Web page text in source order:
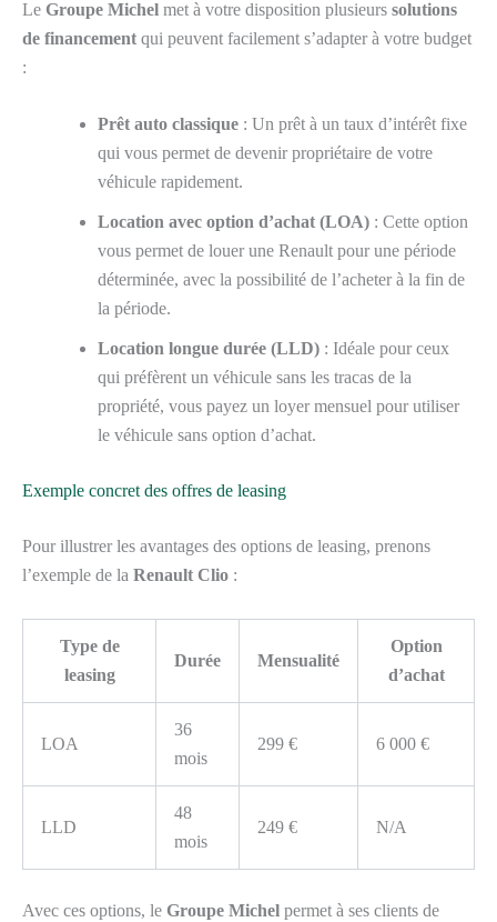
Le Groupe Michel met à votre disposition plusieurs solutions
de financement qui peuvent facilement s’adapter à votre budget
:
Prêt auto classique : Un prêt à un taux d’intérêt fixe
qui vous permet de devenir propriétaire de votre
véhicule rapidement.
Location avec option d’achat (LOA) : Cette option
vous permet de louer une Renault pour une période
déterminée, avec la possibilité de l’acheter à la fin de
la période.
Location longue durée (LLD) : Idéale pour ceux
qui préfèrent un véhicule sans les tracas de la
propriété, vous payez un loyer mensuel pour utiliser
le véhicule sans option d’achat.
Exemple concret des offres de leasing
Pour illustrer les avantages des options de leasing, prenons
l’exemple de la Renault Clio :
Type de
leasing
Durée Mensualité
Option
d’achat
LOA
36
mois
299 € 6 000 €
LLD
48
mois
249 € N/A
Avec ces options, le Groupe Michel permet à ses clients de